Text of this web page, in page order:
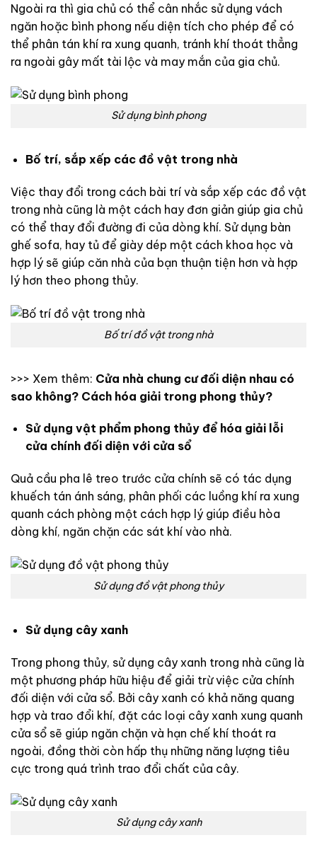
Ngoài ra thì gia chủ có thể cân nhắc sử dụng vách
ngăn hoặc bình phong nếu diện tích cho phép để có
thể phân tán khí ra xung quanh, tránh khí thoát thẳng
ra ngoài gây mất tài lộc và may mắn của gia chủ.
Sử dụng bình phong
Bố trí, sắp xếp các đồ vật trong nhà
Việc thay đổi trong cách bài trí và sắp xếp các đồ vật
trong nhà cũng là một cách hay đơn giản giúp gia chủ
có thể thay đổi đường đi của dòng khí. Sử dụng bàn
ghế sofa, hay tủ để giày dép một cách khoa học và
hợp lý sẽ giúp căn nhà của bạn thuận tiện hơn và hợp
lý hơn theo phong thủy.
Bố trí đồ vật trong nhà
>>> Xem thêm: Cửa nhà chung cư đối diện nhau có
sao không? Cách hóa giải trong phong thủy?
Sử dụng vật phẩm phong thủy để hóa giải lỗi
cửa chính đối diện với cửa sổ
Quả cầu pha lê treo trước cửa chính sẽ có tác dụng
khuếch tán ánh sáng, phân phối các luồng khí ra xung
quanh cách phòng một cách hợp lý giúp điều hòa
dòng khí, ngăn chặn các sát khí vào nhà.
Sử dụng đồ vật phong thủy
Sử dụng cây xanh
Trong phong thủy, sử dụng cây xanh trong nhà cũng là
một phương pháp hữu hiệu để giải trừ việc cửa chính
đối diện với cửa sổ. Bởi cây xanh có khả năng quang
hợp và trao đổi khí, đặt các loại cây xanh xung quanh
cửa sổ sẽ giúp ngăn chặn và hạn chế khí thoát ra
ngoài, đồng thời còn hấp thụ những năng lượng tiêu
cực trong quá trình trao đổi chất của cây.
Sử dụng cây xanh